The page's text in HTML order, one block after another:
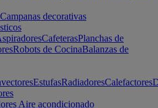
Campanas decorativas
CafeterasPlanchas de
Robots de CocinaBalanzas de
EstufasRadiadoresCalefactores
Aire acondicionado